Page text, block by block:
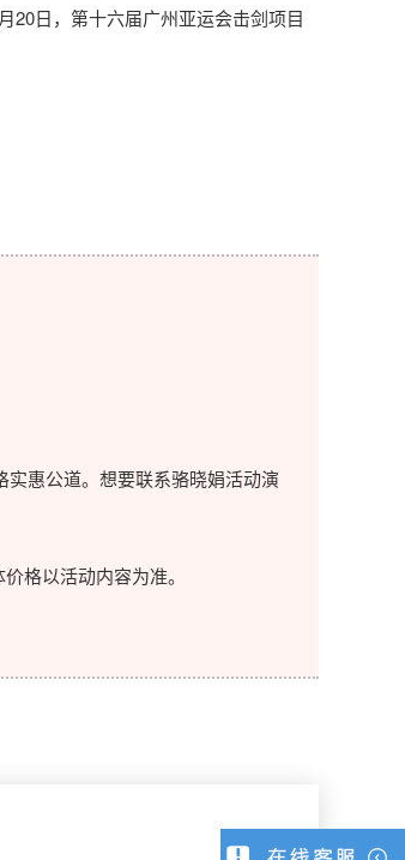
20日，第十六届广州亚运会击剑项目
惠公道。想要联系骆晓娟活动演
格以活动内容为准。